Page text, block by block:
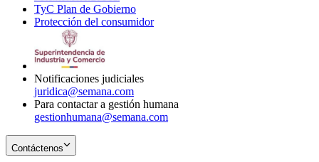
new
window
in
new
TyC Plan de Gobierno
in
Protección del consumidorOpens
Notificaciones judiciales
juridica@semana.com
Para contactar a gestión humana
gestionhumana@semana.com
Contáctenos